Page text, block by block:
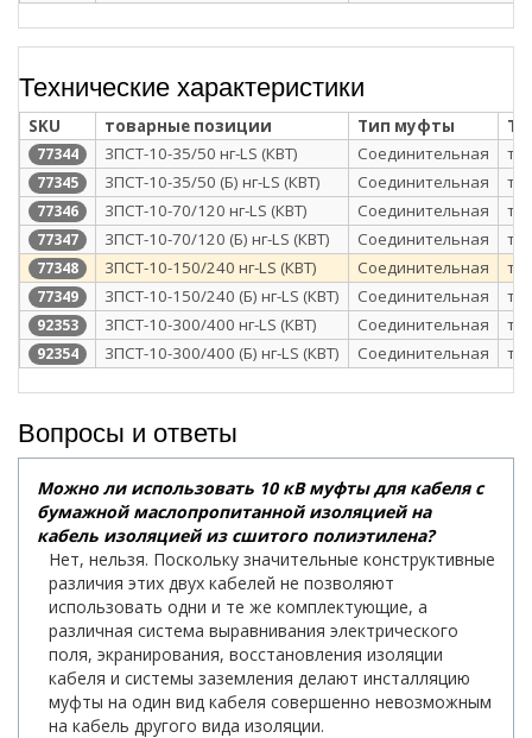
Технические характеристики
SKU товарные позиции Тип муфты
77344 3ПСТ-10-35/50 нг-LS (КВТ) Соединительная
77345 3ПСТ-10-35/50 (Б) нг-LS (КВТ) Соединительная
77346 3ПСТ-10-70/120 нг-LS (КВТ) Соединительная
77347 3ПСТ-10-70/120 (Б) нг-LS (КВТ) Соединительная
77348 3ПСТ-10-150/240 нг-LS (КВТ) Соединительная
77349 3ПСТ-10-150/240 (Б) нг-LS (КВТ) Соединительная
92353 3ПСТ-10-300/400 нг-LS (КВТ) Соединительная
92354 3ПСТ-10-300/400 (Б) нг-LS (КВТ) Соединительная
Вопросы и ответы
Можно ли использовать 10 кВ муфты для кабеля с
бумажной маслопропитанной изоляцией на
кабель изоляцией из сшитого полиэтилена?
Нет, нельзя. Поскольку значительные конструктивные
различия этих двух кабелей не позволяют
использовать одни и те же комплектующие, а
различная система выравнивания электрического
поля, экранирования, восстановления изоляции
кабеля и системы заземления делают инсталляцию
муфты на один вид кабеля совершенно невозможным
на кабель другого вида изоляции.